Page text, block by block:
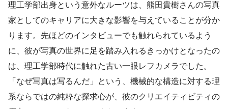
理工学部出身という意外なルーツは、熊田貴樹さんの写真
家としてのキャリアに大きな影響を与えていることが分か
ります。先ほどのインタビューでも触れられているよう
に、彼が写真の世界に足を踏み入れるきっかけとなったの
は、理工学部時代に触れた古い一眼レフカメラでした。
「なぜ写真は写るんだ」という、機械的な構造に対する理
系ならではの純粋な探求心が、彼のクリエイティビティの